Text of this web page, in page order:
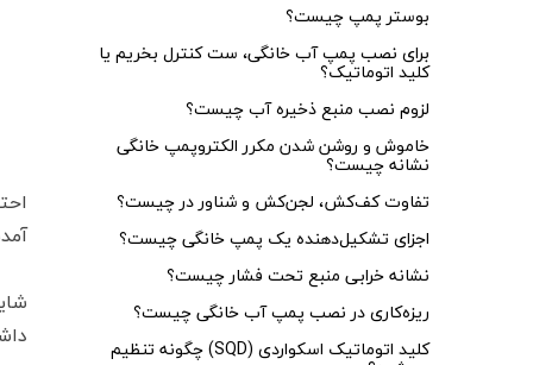
بوستر پمپ چیست؟
برای نصب پمپ آب خانگی، ست کنترل بخریم یا
کلید اتوماتیک؟
لزوم نصب منبع ذخیره آب چیست؟
خاموش و روشن شدن مکرر الکتروپمپ خانگی
نشانه چیست؟
تفاوت کف‌کش، لجن‌کش و شناور در چیست؟
اجزای تشکیل‌دهنده یک پمپ خانگی چیست؟
نشانه خرابی منبع تحت فشار چیست؟
ریزه‌کاری در نصب پمپ آب خانگی چیست؟
کلید اتوماتیک اسکواردی (SQD) چگونه تنظیم